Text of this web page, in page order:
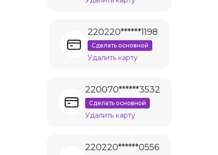
220220******1198
Сделать основной
Удалить карту
220070******3532
Сделать основной
Удалить карту
220220******0556